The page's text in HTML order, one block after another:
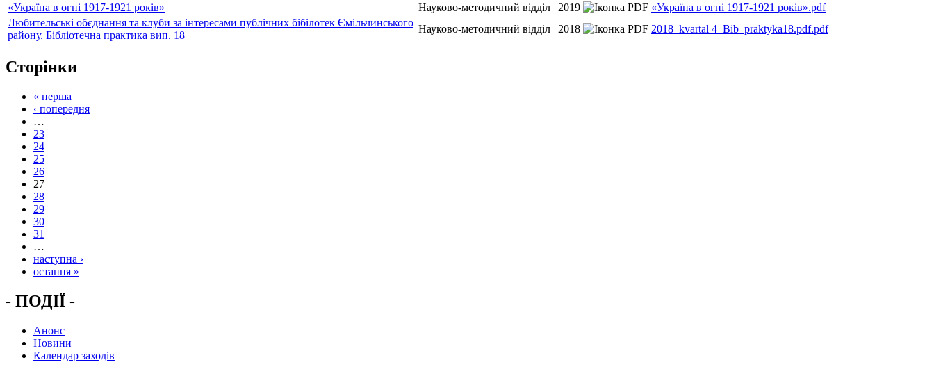
«Україна в огні 1917-1921 років»
Науково-методичний відділ 2019
«Україна в огні 1917-1921 років».pdf
Любительські обєднання та клуби за інтересами публічних бібілотек Ємільчинського
району. Бібліотечна практика вип. 18
Науково-методичний відділ 2018 2018_kvartal 4_Bib_praktyka18.pdf.pdf
Сторінки
« перша
‹ попередня
…
23
24
25
26
27
28
29
30
31
…
наступна ›
остання »
- ПОДІЇ -
Анонс
Новини
Календар заходів